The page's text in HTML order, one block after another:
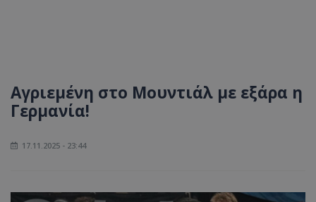
Αγριεμένη στο Μουντιάλ με εξάρα η
Γερμανία!
17.11.2025 - 23:44